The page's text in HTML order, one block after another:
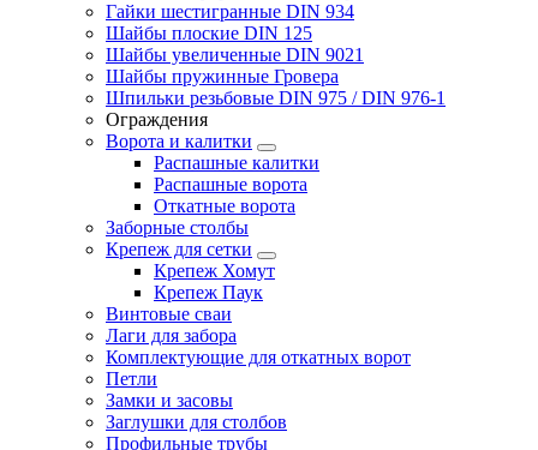
Гайки шестигранные DIN 934
Шайбы плоские DIN 125
Шайбы увеличенные DIN 9021
Шайбы пружинные Гровера
Шпильки резьбовые DIN 975 / DIN 976-1
Ограждения
Ворота и калитки
Распашные калитки
Распашные ворота
Откатные ворота
Заборные столбы
Крепеж для сетки
Крепеж Хомут
Крепеж Паук
Винтовые сваи
Лаги для забора
Комплектующие для откатных ворот
Петли
Замки и засовы
Заглушки для столбов
Профильные трубы